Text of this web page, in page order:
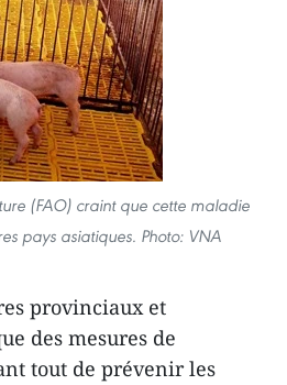
(FAO) craint que cette maladie
pays asiatiques. Photo: VNA
provinciaux et
des mesures de
tout de prévenir les